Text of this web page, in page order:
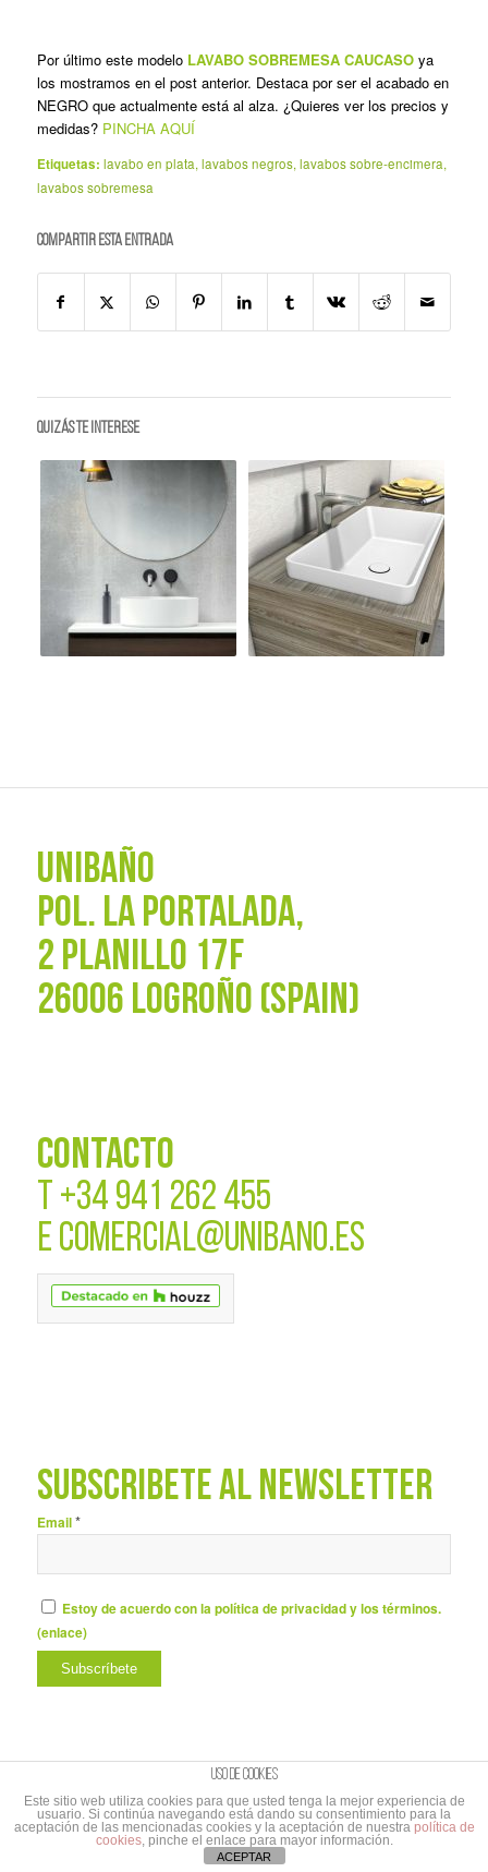
Por último este modelo LAVABO SOBREMESA CAUCASOya
los mostramos en el post anterior. Destaca por ser el acabado en
NEGRO que actualmente está al alza. ¿Quieres ver los precios y
medidas? PINCHA AQUÍ
Etiquetas: lavabo en plata, lavabos negros, lavabos sobre-encimera,
lavabos sobremesa
Compartir esta entrada
Quizás te interese
UNIBAÑO
POL. La Portalada,
2 PLANILLO 17F
26006 LOGROÑO (SPAIN)
CONTACTO
T +34 941 262 455
E COMERCIAL@UNIBANO.ES
SUBSCRÍBETE AL NEWSLETTER
Email*
Estoy de acuerdo con la política de privacidad y los términos.
(enlace)
© Copyright - UNIBAÑO |Aviso Legal y Política de privacidad|Aviso Legal
suscripción al Newletter|Cabo de MarcasBranding&Comunicación
Uso de cookies
Este sitio web utiliza cookies para que usted tenga la mejor experiencia de
usuario. Si continúa navegando está dando su consentimiento para la
aceptación de las mencionadas cookies y la aceptación de nuestra política de
cookies, pinche el enlace para mayor información.
ACEPTAR